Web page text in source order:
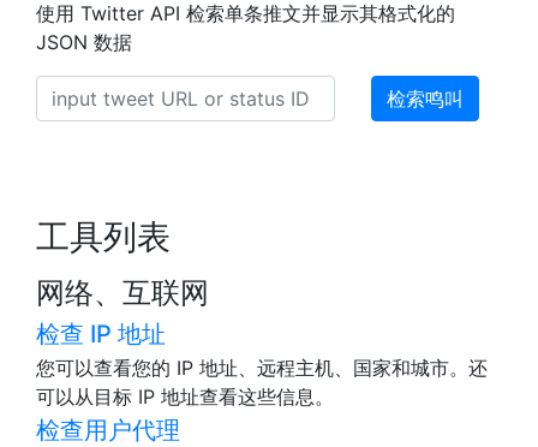
使用 Twitter API 检索单条推文并显示其格式化的
JSON 数据
检索鸣叫
工具列表
网络、互联网
检查 IP 地址
您可以查看您的 IP 地址、远程主机、国家和城市。还
可以从目标 IP 地址查看这些信息。
检查用户代理